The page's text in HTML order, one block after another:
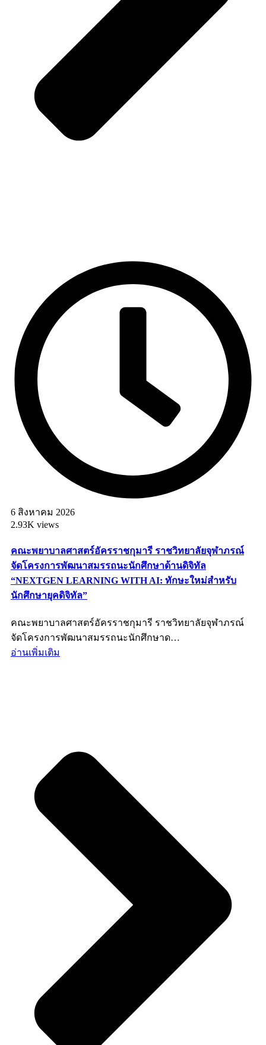
6 สิงหาคม 2026
2.93K views
คณะพยาบาลศาสตร์อัครราชกุมารี ราชวิทยาลัยจุฬาภรณ์
จัดโครงการพัฒนาสมรรถนะนักศึกษาด้านดิจิทัล
“NEXTGEN LEARNING WITH AI: ทักษะใหม่สำหรับ
นักศึกษายุคดิจิทัล”
คณะพยาบาลศาสตร์อัครราชกุมารี ราชวิทยาลัยจุฬาภรณ์
จัดโครงการพัฒนาสมรรถนะนักศึกษาด…
อ่านเพิ่มเติม